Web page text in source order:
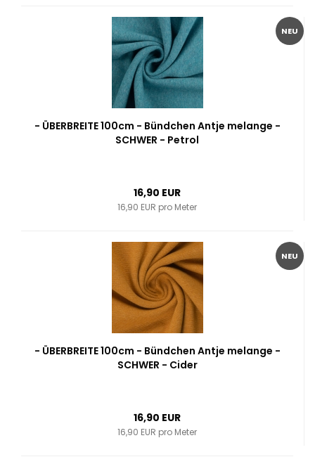
NEU
- ÜBERBREITE 100cm - Bündchen Antje melange -
SCHWER - Petrol
16,90 EUR
16,90 EUR pro Meter
NEU
- ÜBERBREITE 100cm - Bündchen Antje melange -
SCHWER - Cider
16,90 EUR
16,90 EUR pro Meter